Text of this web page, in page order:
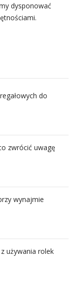
dysponować
do
zwrócić uwagę
wynajmie
używania rolek